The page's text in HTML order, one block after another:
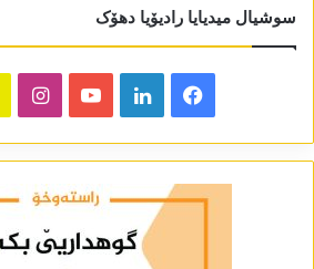
سوشیال میدیایا رادیۆیا دھۆک
Facebook
LinkedIn
YouTube